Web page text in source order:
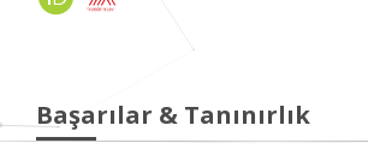
Başarılar & Tanınırlık